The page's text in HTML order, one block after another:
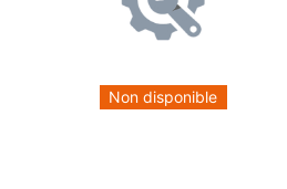
Non disponible